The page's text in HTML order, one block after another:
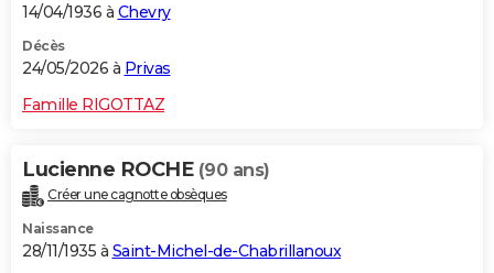
14/04/1936 à Chevry
Décès
24/05/2026 à Privas
Famille RIGOTTAZ
Lucienne ROCHE (90 ans)
Créer une cagnotte obsèques
Naissance
28/11/1935 à Saint-Michel-de-Chabrillanoux